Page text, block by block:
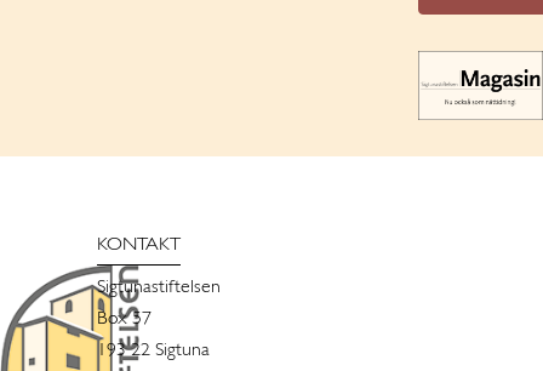
KONTAKT
Sigtunastiftelsen
Box 57
193 22 Sigtuna